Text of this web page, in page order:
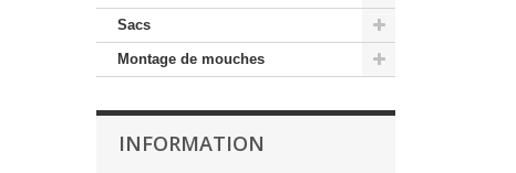
Sacs
Montage de mouches
INFORMATION